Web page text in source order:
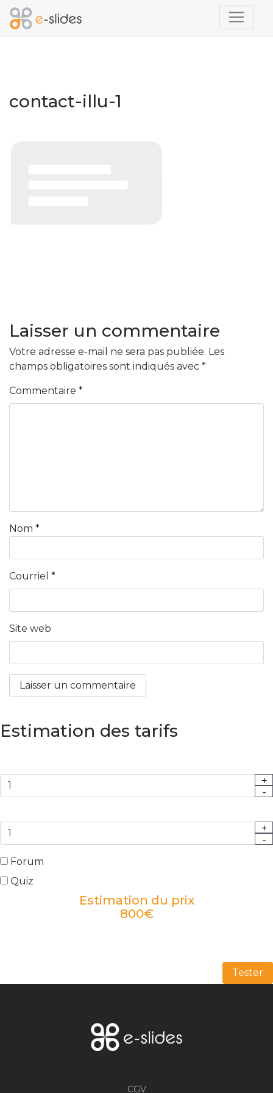
contact-illu-1
Laisser un commentaire
Votre adresse e-mail ne sera pas publiée. Les
champs obligatoires sont indiqués avec *
Commentaire *
Nom *
Courriel *
Site web
Estimation des tarifs
-
+
-
+
Forum
Quiz
Estimation du prix
800€
Tester
CGV